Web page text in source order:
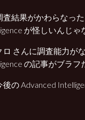
査結果がかわらなっ
が怪しいんじ
ロ さんに調査能力が
の記事がブラフ
後の Advanced